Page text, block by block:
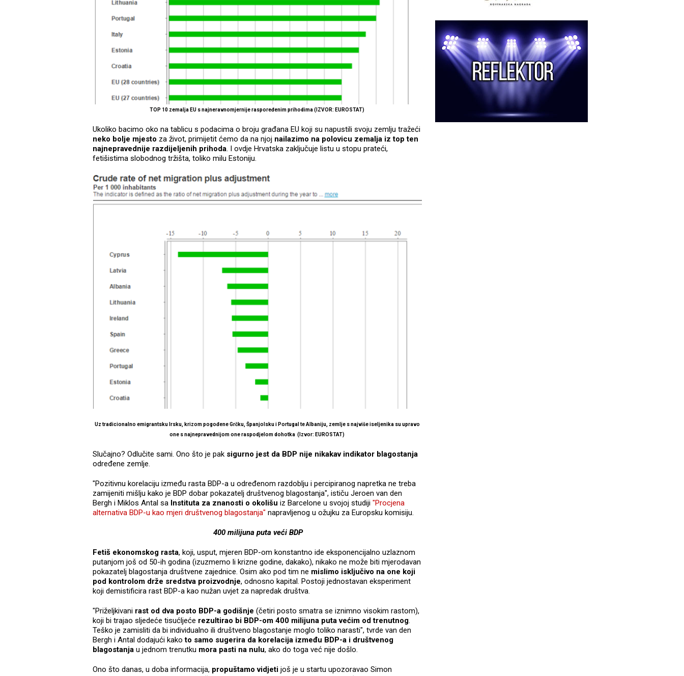
TOP 10 zemalja EU s najneravnomjernije raspoređenim prihodima (IZVOR: EUROSTAT)
Ukoliko bacimo oko na tablicu s podacima o broju građana EU koji su napustili svoju zemlju tražeći
neko bolje mjesto za život, primijetit ćemo da na njoj nailazimo na polovicu zemalja iz top ten
najnepravednije razdijeljenih prihoda. I ovdje Hrvatska zaključuje listu u stopu prateći,
fetišistima slobodnog tržišta, toliko milu Estoniju.
Uz tradicionalno emigrantsku Irsku, krizom pogođene Grčku, Španjolsku i Portugal te Albaniju, zemlje s najviše iseljenika su upravo
one s najnepravednijomone raspodjelom dohotka (Izvor: EUROSTAT)
Slučajno? Odlučite sami. Ono što je pak sigurno jest da BDP nije nikakav indikator blagostanja
određene zemlje.
"Pozitivnu korelaciju između rasta BDP-a u određenom razdoblju i percipiranog napretka ne treba
zamijeniti mišlju kako je BDP dobar pokazatelj društvenog blagostanja", ističu Jeroen van den
Bergh i Miklos Antal sa Instituta za znanosti o okolišu iz Barcelone u svojoj studiji "Procjena
alternativa BDP-u kao mjeri društvenog blagostanja" napravljenog u ožujku za Europsku komisiju.
400 milijuna puta veći BDP
Fetiš ekonomskog rasta, koji, usput, mjeren BDP-om konstantno ide eksponencijalno uzlaznom
putanjom još od 50-ih godina (izuzmemo li krizne godine, dakako), nikako ne može biti mjerodavan
pokazatelj blagostanja društvene zajednice. Osim ako pod tim ne mislimo isključivo na one koji
pod kontrolom drže sredstva proizvodnje, odnosno kapital. Postoji jednostavan eksperiment
koji demistificira rast BDP-a kao nužan uvjet za napredak društva.
"Priželjkivani rast od dva posto BDP-a godišnje (četiri posto smatra se iznimno visokim rastom),
koji bi trajao sljedeće tisućljeće rezultirao bi BDP-om 400 milijuna puta većim od trenutnog.
Teško je zamisliti da bi individualno ili društveno blagostanje moglo toliko narasti", tvrde van den
Bergh i Antal dodajući kakoto samo sugerira da korelacija između BDP-a i društvenog
blagostanja u jednom trenutku mora pasti na nulu, ako do toga već nije došlo.
Ono što danas, u doba informacija, propuštamo vidjeti još je u startu upozoravao Simon